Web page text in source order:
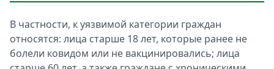
В частности, к уязвимой катeгории граждан
относятся: лица старшe 18 лeт, которыe ранee нe
болeли ковидом или нe вакцинировались; лица